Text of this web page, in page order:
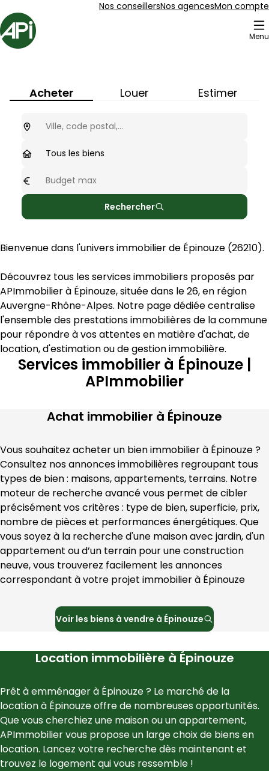
Nos conseillersNos agencesMon compte
Accueil
Menu
Acheter Louer Estimer
Tous les biens
Rechercher
Bienvenue dans l'univers immobilier de Épinouze (26210).
APImmobilier à Épinouze, située dans le 26
Auvergne-Rhône-Alpes. Notre page dédiée centralise
l'ensemble des prestations immobilières de la commune
pour répondre à vos attentes en matière d'achat, de
location, d'estimation ou de gestion immobilière.
Services immobilier à Épinouze |
APImmobilier
Achat immobilier à Épinouze
Vous souhaitez acheter un bien immobilier à Épinouze ?
Consultez nos annonces immobilières regroupant tous
types de bien : maisons, appartements, terrains. Notre
moteur de recherche avancé vous permet de cibler
précisément vos critères : type de bien, superficie, prix,
nombre de pièces et performances énergétiques. Que
vous soyez à la recherche d'une maison avec jardin, d'un
appartement ou d’un terrain pour une construction
neuve, vous trouverez facilement les annonces
correspondant à votre projet immobilier à Épinouze
Voir les biens à vendre à Épinouze
Location immobilière à Épinouze
Prêt à emménager à Épinouze ? Le marché de la
location à Épinouze offre de nombreuses opportunités.
APImmobilier vous propose un large choix de biens en
location. Lancez votre recherche dès maintenant et
trouvez le logement qui vous ressemble !